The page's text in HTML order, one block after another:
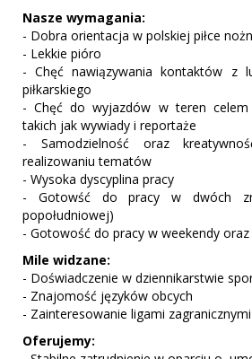
Nasze wymagania:
- Dobra orientacja w polskiej piłce
- Lekkie pióro
- Chęć nawiązywania kontaktów z
piłkarskiego
- Chęć do wyjazdów w teren celem
takich jak wywiady i reportaże
- Samodzielność oraz
realizowaniu tematów
- Wysoka dyscyplina pracy
- Gotowść do pracy w dwóch
popołudniowej)
- Gotowość do pracy w weekendy
Mile widzane:
- Doświadczenie w dziennikarstwie
- Znajomość języków obcych
- Zainteresowanie ligami zagranicznymi
Oferujemy: